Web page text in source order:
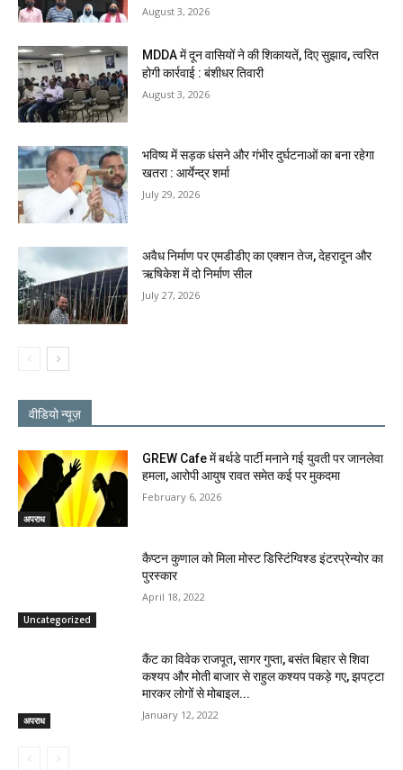
August 3, 2026
MDDA में दून वासियों ने की शिकायतें, दिए सुझाव, त्वरित
होगी कार्रवाई : बंशीधर तिवारी
August 3, 2026
भविष्य में सड़क धंसने और गंभीर दुर्घटनाओं का बना रहेगा
खतरा : आर्येन्द्र शर्मा
July 29, 2026
अवैध निर्माण पर एमडीडीए का एक्शन तेज, देहरादून और
ऋषिकेश में दो निर्माण सील
July 27, 2026
वीडियो न्यूज़
अपराध
GREW Cafe में बर्थडे पार्टी मनाने गई युवती पर जानलेवा
हमला, आरोपी आयुष रावत समेत कई पर मुकदमा
February 6, 2026
Uncategorized
कैप्टन कुणाल को मिला मोस्ट डिस्टिंग्विश्ड इंटरप्रेन्योर का
पुरस्कार
April 18, 2022
अपराध
कैंट का विवेक राजपूत, सागर गुप्ता, बसंत बिहार से शिवा
कश्यप और मोती बाजार से राहुल कश्यप पकड़े गए, झपट्टा
मारकर लोगों से मोबाइल...
January 12, 2022